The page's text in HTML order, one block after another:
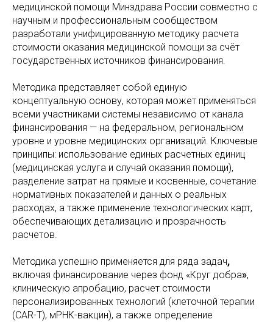
медицинской помощи Минздрава России совместно с
научным и профессиональным сообществом
разработали унифицированную методику расчета
стоимости оказания медицинской помощи за счёт
государственных источников финансирования.
Методика представляет собой единую
концептуальную основу, которая может применяться
всеми участниками системы независимо от канала
финансирования — на федеральном, региональном
уровне и уровне медицинских организаций. Ключевые
принципы: использование единых расчетных единиц
(медицинская услуга и случай оказания помощи),
разделение затрат на прямые и косвенные, сочетание
нормативных показателей и данных о реальных
расходах, а также применение технологических карт,
обеспечивающих детализацию и прозрачность
расчетов.
Методика успешно применяется для ряда задач,
включая финансирование через фонд «Круг добра»,
клиническую апробацию, расчет стоимости
персонализированных технологий (клеточной терапии
(CAR-T), мРНК-вакцин), а также определение